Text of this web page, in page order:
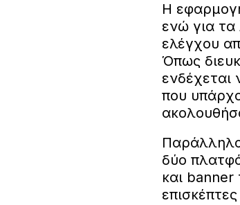
Η
ενώ για τα
ελέγχου
Όπως
ενδέχεται
που
δύο
και